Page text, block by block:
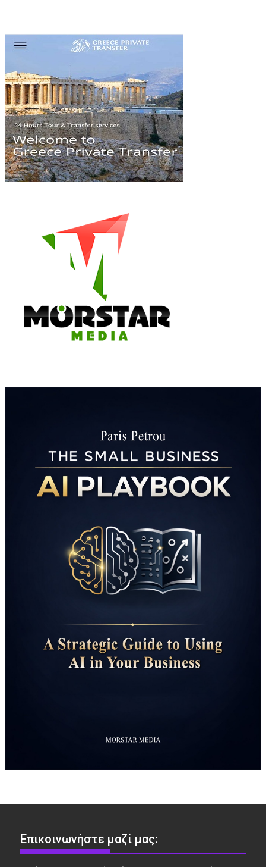
Επικοινωνήστε μαζί μας: